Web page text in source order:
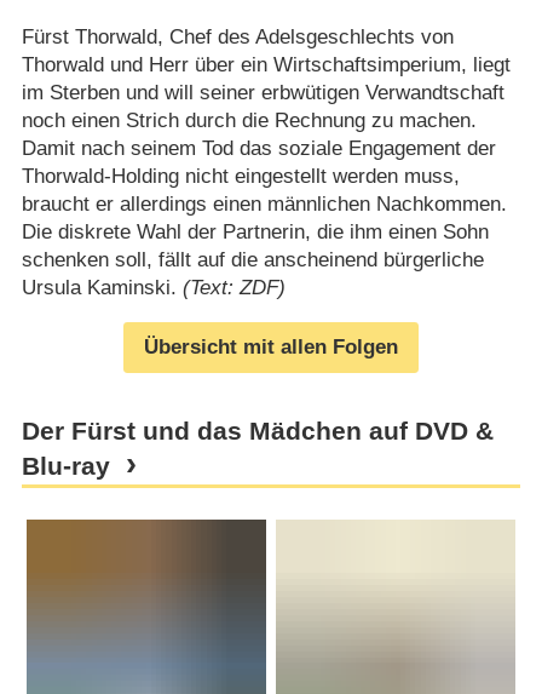
Fürst Thorwald, Chef des Adelsgeschlechts von
Thorwald und Herr über ein Wirtschaftsimperium, liegt
im Sterben und will seiner erbwütigen Verwandtschaft
noch einen Strich durch die Rechnung zu machen.
Damit nach seinem Tod das soziale Engagement der
Thorwald-Holding nicht eingestellt werden muss,
braucht er allerdings einen männlichen Nachkommen.
Die diskrete Wahl der Partnerin, die ihm einen Sohn
schenken soll, fällt auf die anscheinend bürgerliche
Ursula Kaminski. (Text: ZDF)
Übersicht mit allen Folgen
Der Fürst und das Mädchen auf DVD &
Blu-ray